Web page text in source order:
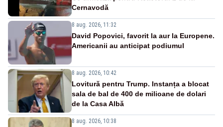
Cernavodă
8 aug. 2026, 11:32
David Popovici, favorit la aur la Europene.
Americanii au anticipat podiumul
8 aug. 2026, 10:42
Lovitură pentru Trump. Instanța a blocat
sala de bal de 400 de milioane de dolari
de la Casa Albă
8 aug. 2026, 10:38